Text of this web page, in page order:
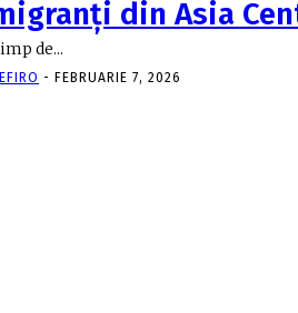
din Asia
de...
- FEBRUARIE 7, 2026